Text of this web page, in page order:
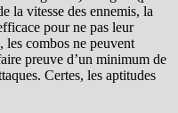
la vitesse des ennemis, la
pour ne pas leur
les combos ne peuvent
preuve d’un minimum de
Certes, les aptitudes